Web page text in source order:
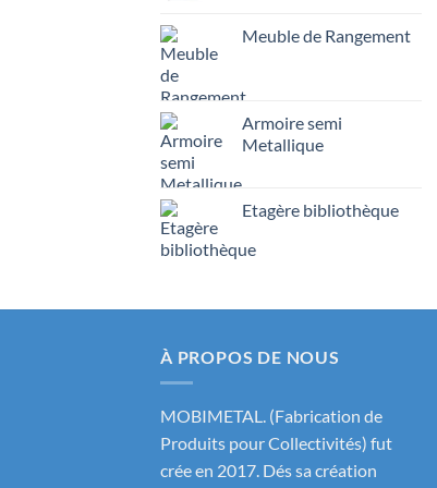
Meuble de Rangement
Armoire semi
Metallique
Etagère bibliothèque
À PROPOS DE NOUS
MOBIMETAL. (Fabrication de
Produits pour Collectivités) fut
crée en 2017. Dés sa création